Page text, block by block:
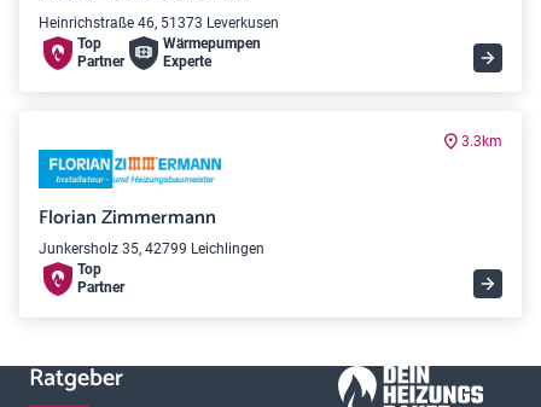
Heinrichstraße 46, 51373 Leverkusen
Top
Partner
Wärme­pumpen
Experte
3.3km
Florian Zimmermann
Junkersholz 35, 42799 Leichlingen
Top
Partner
Ratgeber